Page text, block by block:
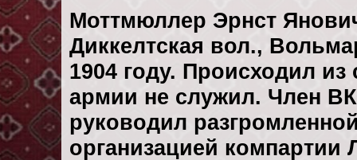
Моттмюллер Эрнст
Диккелтская вол.,
1904 году. Происходил
армии не служил. Член
руководил
организацией компартии